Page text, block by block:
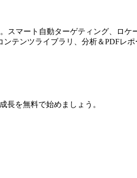
スマート自動ターゲティング、ロ
テンツライブラリ、分析＆PDFレ
長を無料で始めましょう。